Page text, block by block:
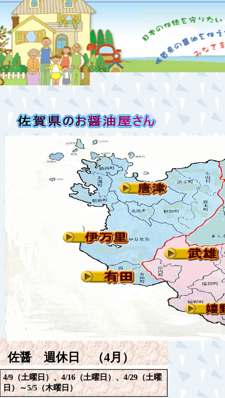
佐醤 週休日 （4月）
4/9（土曜日）、4/16（土曜日）、4/29（土曜
日）～5/5（木曜日）